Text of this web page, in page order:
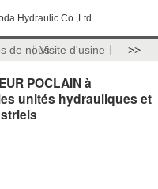
Hydraulic Co.,Ltd
de nousVisite d'usine >>
POCLAIN à
unités hydrauliques et